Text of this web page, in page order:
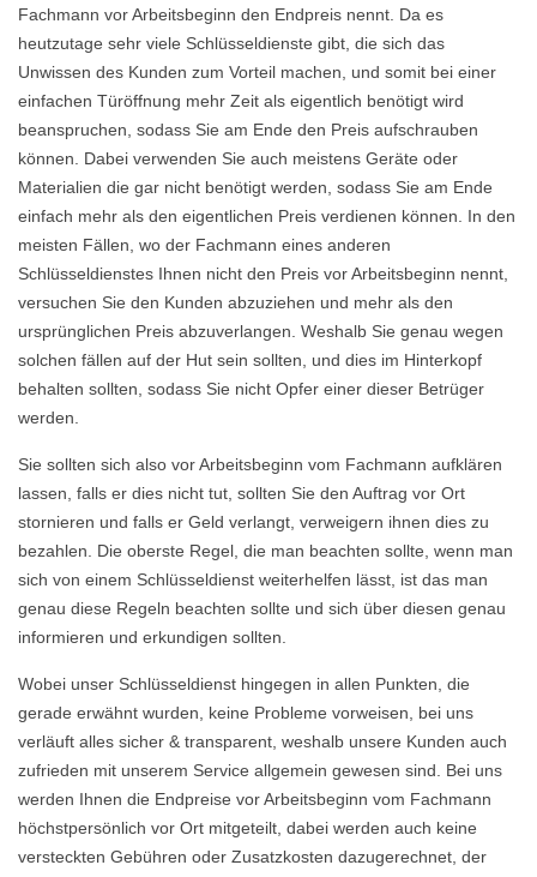
Fachmann vor Arbeitsbeginn den Endpreis nennt. Da es
heutzutage sehr viele Schlüsseldienste gibt, die sich das
Unwissen des Kunden zum Vorteil machen, und somit bei einer
einfachen Türöffnung mehr Zeit als eigentlich benötigt wird
beanspruchen, sodass Sie am Ende den Preis aufschrauben
können. Dabei verwenden Sie auch meistens Geräte oder
Materialien die gar nicht benötigt werden, sodass Sie am Ende
einfach mehr als den eigentlichen Preis verdienen können. In den
meisten Fällen, wo der Fachmann eines anderen
Schlüsseldienstes Ihnen nicht den Preis vor Arbeitsbeginn nennt,
versuchen Sie den Kunden abzuziehen und mehr als den
ursprünglichen Preis abzuverlangen. Weshalb Sie genau wegen
solchen fällen auf der Hut sein sollten, und dies im Hinterkopf
behalten sollten, sodass Sie nicht Opfer einer dieser Betrüger
werden.
Sie sollten sich also vor Arbeitsbeginn vom Fachmann aufklären
lassen, falls er dies nicht tut, sollten Sie den Auftrag vor Ort
stornieren und falls er Geld verlangt, verweigern ihnen dies zu
bezahlen. Die oberste Regel, die man beachten sollte, wenn man
sich von einem Schlüsseldienst weiterhelfen lässt, ist das man
genau diese Regeln beachten sollte und sich über diesen genau
informieren und erkundigen sollten.
Wobei unser Schlüsseldienst hingegen in allen Punkten, die
gerade erwähnt wurden, keine Probleme vorweisen, bei uns
verläuft alles sicher & transparent, weshalb unsere Kunden auch
zufrieden mit unserem Service allgemein gewesen sind. Bei uns
werden Ihnen die Endpreise vor Arbeitsbeginn vom Fachmann
höchstpersönlich vor Ort mitgeteilt, dabei werden auch keine
versteckten Gebühren oder Zusatzkosten dazugerechnet, der